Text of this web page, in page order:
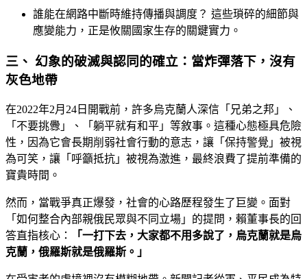
誰能在網路中斷時維持傳播與調度？ 這些瑣碎的細節與
應變能力，正是攸關國家生存的關鍵實力。
三、 幻象的破滅與認同的確立：當炸彈落下，沒有
灰色地帶
在2022年2月24日開戰前，許多烏克蘭人深信「兄弟之邦」、
「不要挑釁」、「躺平就有和平」等敘事。這種心態極具危險
性，因為它會長期削弱社會行動的意志，讓「保持警覺」被視
為可笑，讓「呼籲抵抗」被視為激進，最終浪費了提前準備的
寶貴時間。
然而，當戰爭真正爆發，社會的心路歷程發生了巨變。面對
「如何整合內部親俄民眾與不同立場」的提問，賴董事長的回
答直指核心：
「一打下去，大家都不用多說了，烏克蘭就是烏
克蘭，俄羅斯就是俄羅斯。」